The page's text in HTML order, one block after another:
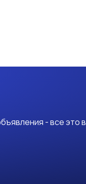
- все это в